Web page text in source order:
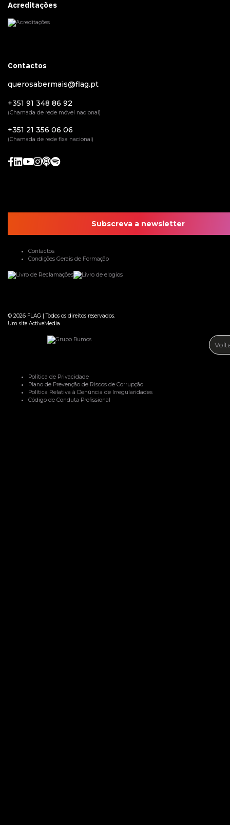
Acreditações
Contactos
querosabermais@flag.pt
+351 91 348 86 92
(Chamada de rede móvel nacional)
+351 21 356 06 06
(Chamada de rede fixa nacional)
Subscreva a newsletter
Contactos
Condições Gerais de Formação
© 2026 FLAG |Todos os direitos reservados.
Um site ActiveMedia
Política de Privacidade
Plano de Prevenção de Riscos de Corrupção
Política Relativa à Denúncia de Irregularidades
Código de Conduta Profissional